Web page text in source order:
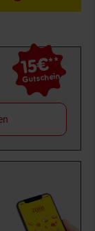
15€**
Gutschein